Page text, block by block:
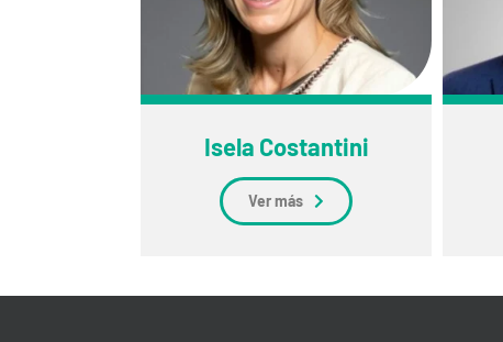
Isela Costantini
Ver más